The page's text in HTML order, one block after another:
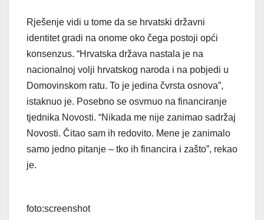
Rješenje vidi u tome da se hrvatski državni
identitet gradi na onome oko čega postoji opći
konsenzus. “Hrvatska država nastala je na
nacionalnoj volji hrvatskog naroda i na pobjedi u
Domovinskom ratu. To je jedina čvrsta osnova”,
istaknuo je. Posebno se osvrnuo na financiranje
tjednika Novosti. “Nikada me nije zanimao sadržaj
Novosti. Čitao sam ih redovito. Mene je zanimalo
samo jedno pitanje – tko ih financira i zašto”, rekao
je.
foto:screenshot